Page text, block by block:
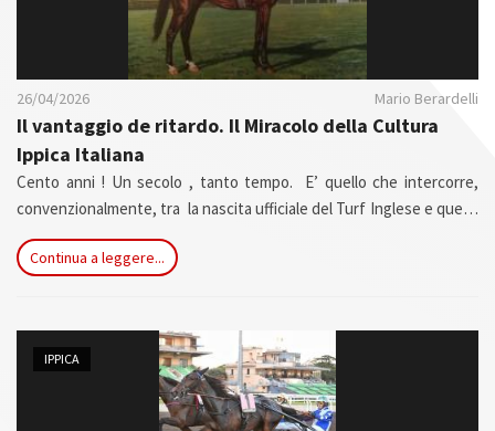
26/04/2026 Mario Berardelli
Il vantaggio de ritardo. Il Miracolo della Cultura
Ippica Italiana
Cento anni ! Un secolo , tanto tempo. E’ quello che intercorre,
convenzionalmente, tra la nascita ufficiale del Turf Inglese e quello
italiano. Un ritardo in partenza penalizzante che , apparentemente,
ci ha privato di una sorta di know how che è per sempre rimasto
Continua a leggere...
IPPICA